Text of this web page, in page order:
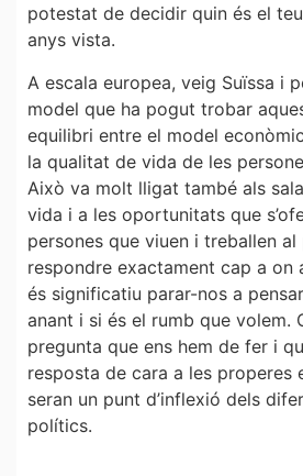
potestat de decidir quin és el
anys vista.
A escala europea, veig Suïssa i
model que ha pogut trobar
equilibri entre el model
la qualitat de vida de les
Això va molt lligat també als
vida i a les oportunitats que
persones que viuen i treballen
respondre exactament cap a on
és significatiu parar-nos a
anant i si és el rumb que volem.
pregunta que ens hem de fer i
resposta de cara a les properes
seran un punt d’inflexió dels
polítics.